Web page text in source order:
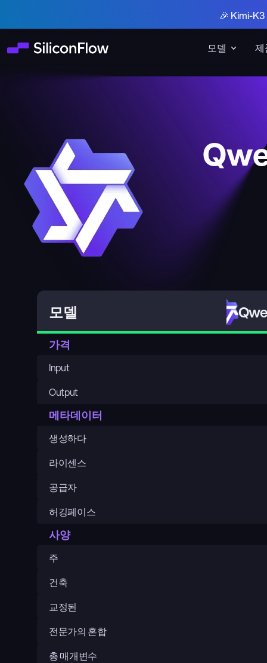
모델 제
🎉 Kimi-
모델
가격
Input
Output
메타데이터
생성하다
라이센스
공급자
허깅페이스
사양
주
건축
교정된
전문가의 혼합
총 매개변수